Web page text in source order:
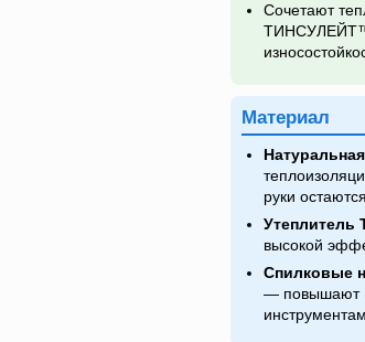
Сочетают
ТИНСУЛЕЙТ™
Материал
руки
высокой
Спилковые
— повышают